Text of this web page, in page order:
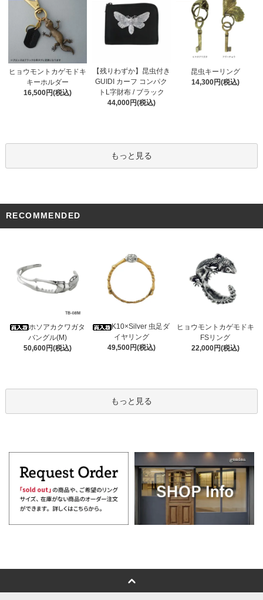
ヒョウモントカゲモドキ
キーホルダー
16,500円(税込)
【残りわずか】昆虫付き
GUIDI カーフ コンパク
トL字財布 / ブラック
44,000円(税込)
昆虫キーリング
14,300円(税込)
もっと見る
RECOMMENDED
ホソアカクワガタ
バングル(M)
50,600円(税込)
K10×Silver 虫足ダ
イヤリング
49,500円(税込)
ヒョウモントカゲモドキ
FSリング
22,000円(税込)
もっと見る